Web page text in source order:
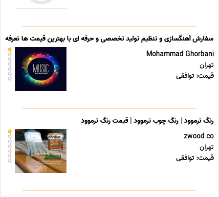
سفارش آهنگسازی و تنظیم تولید تخصصی و حرفه ای با بهترین قیمت ها تعرفه
Mohammad Ghorbani
تهران
قیمت: توافقی
رنگ ترموود | رنگ چوب ترموود | قیمت رنگ ترموود
zwood co
تهران
قیمت: توافقی